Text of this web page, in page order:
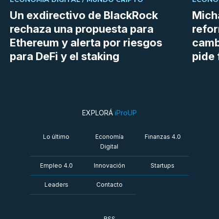
Un exdirectivo de BlackRock
rechaza una propuesta para
Ethereum y alerta por riesgos
para DeFi y el staking
pide
EXPLORÁ iProUP
Lo último
Economía
Digital
Finanzas 4.0
Empleo 4.0 Innovación Startups
Leaders Contacto